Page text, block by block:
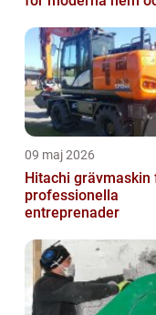
09 maj 2026
Hitachi grävmaskin
professionella
entreprenader